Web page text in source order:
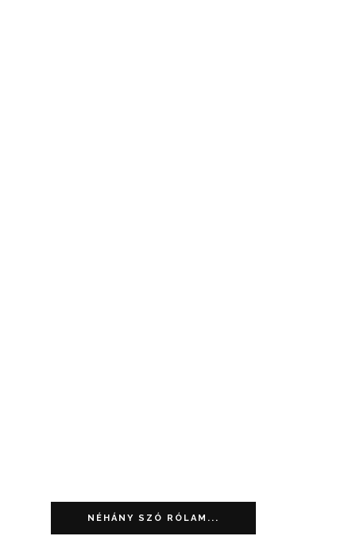
NÉHÁNY SZÓ RÓLAM...